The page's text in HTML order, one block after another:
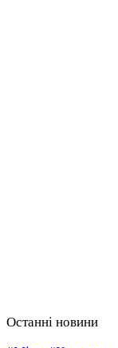
Останні новини